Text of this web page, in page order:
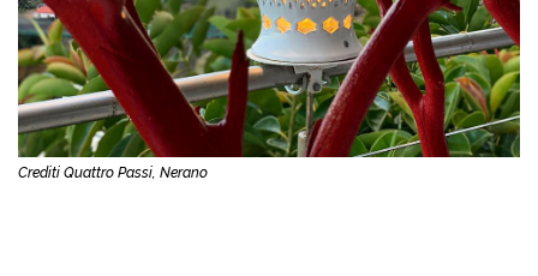
Crediti Quattro Passi, Nerano